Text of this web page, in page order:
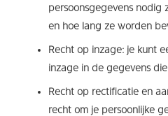
persoonsgegevens nodig
en hoe lang ze worden
Recht op inzage: je kunt
inzage in de gegevens
Recht op rectificatie en
recht om je persoonlijke